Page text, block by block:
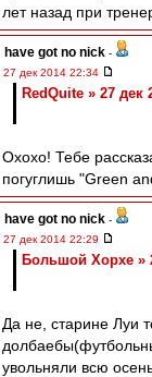
лет назад при
have got no nick -
27 дек 2014 22:34
RedQuite » 27 дек
Охохо! Тебе
погуглишь "Green
have got no nick -
27 дек 2014 22:29
Большой Хорхе »
Да не, старине Луи
увольняли всю